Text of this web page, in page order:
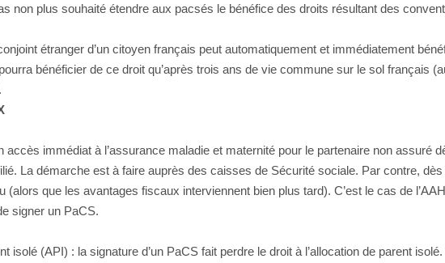
non plus souhaité étendre aux pacsés le bénéfice des droits résultant des
étranger d’un citoyen français peut automatiquement et immédiatement
bénéficier de ce droit qu’après trois ans de vie commune sur le sol français
accès immédiat à l’assurance maladie et maternité pour le partenaire non assuré
La démarche est à faire auprès des caisses de Sécurité sociale. Par contre,
(alors que les avantages fiscaux interviennent bien plus tard). C’est le cas de
signer un PaCS.
isolé (API) : la signature d’un PaCS fait perdre le droit à l’allocation de parent